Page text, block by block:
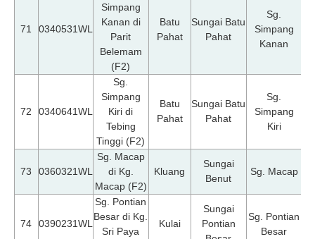
71 0340531WL
Simpang
Kanan di
Parit
Belemam
(F2)
Batu
Pahat
Sungai Batu
Pahat
Sg.
Simpang
Kanan
72 0340641WL
Sg.
Simpang
Kiri di
Tebing
Tinggi (F2)
Batu
Pahat
Sungai Batu
Pahat
Sg.
Simpang
Kiri
73 0360321WL
Sg. Macap
di Kg.
Macap (F2)
Kluang
Sungai
Benut
Sg. Macap
74 0390231WL
Sg. Pontian
Besar di Kg.
Sri Paya
Kulai
Sungai
Pontian
Sg. Pontian
Besar